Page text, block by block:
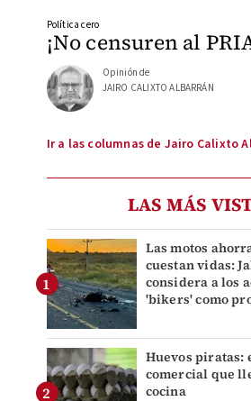
¡No censuren al
Política cero
Opinión de
JAIRO CALIXTO ALBARRÁN
Ir a las columnas de Jairo Calixto
LAS MÁS
Las motos
cuestan vidas:
considera a los
'bikers' como
Huevos piratas:
comercial que
cocina